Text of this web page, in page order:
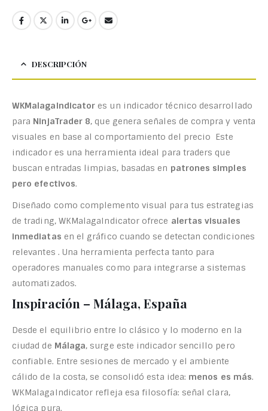
DESCRIPCIÓN
WKMalagaIndicator es un indicador técnico desarrollado
para NinjaTrader 8, que genera señales de compra y venta
visuales en base al comportamiento del precio Este
indicador es una herramienta ideal para traders que
buscan entradas limpias, basadas en patrones simples
pero efectivos.
Diseñado como complemento visual para tus estrategias
de trading, WKMalagaIndicator ofrece alertas visuales
inmediatas en el gráfico cuando se detectan condiciones
relevantes . Una herramienta perfecta tanto para
operadores manuales como para integrarse a sistemas
automatizados.
Inspiración – Málaga, España
Desde el equilibrio entre lo clásico y lo moderno en la
ciudad de Málaga, surge este indicador sencillo pero
confiable. Entre sesiones de mercado y el ambiente
cálido de la costa, se consolidó esta idea: menos es más.
WKMalagaIndicator refleja esa filosofía: señal clara,
lógica pura.